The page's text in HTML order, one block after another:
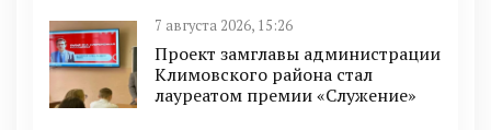
7 августа 2026, 15:26
Проект замглавы администрации
Климовского района стал
лауреатом премии «Служение»